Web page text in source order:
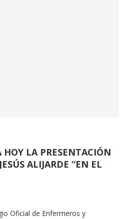
HOY LA PRESENTACIÓN
ALIJARDE “EN EL
Oficial de Enfermeros y